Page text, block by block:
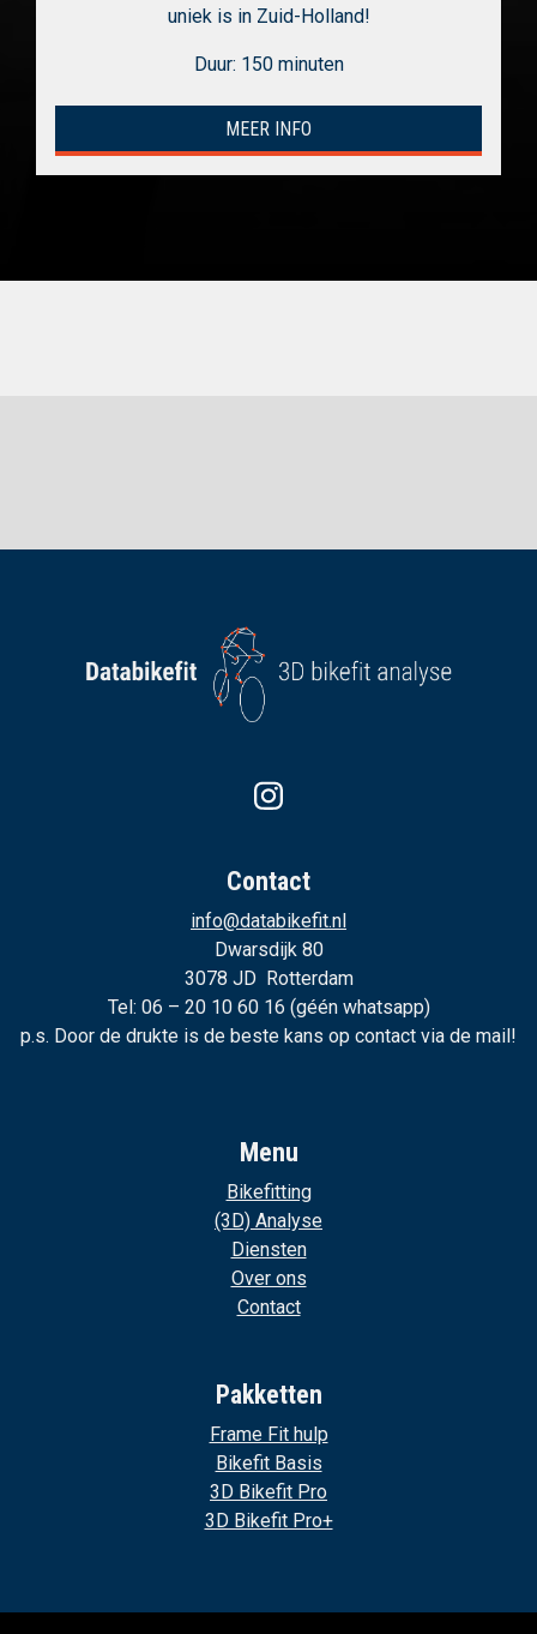
uniek is in Zuid-Holland!
Duur: 150 minuten
MEER INFO
Contact
info@databikefit.nl
Dwarsdijk 80
3078 JD Rotterdam
Tel: 06 – 20 10 60 16 (géén whatsapp)
p.s. Door de drukte is de beste kans op contact via de mail!
Menu
Bikefitting
(3D) Analyse
Diensten
Over ons
Contact
Pakketten
Frame Fit hulp
Bikefit Basis
3D Bikefit Pro
3D Bikefit Pro+